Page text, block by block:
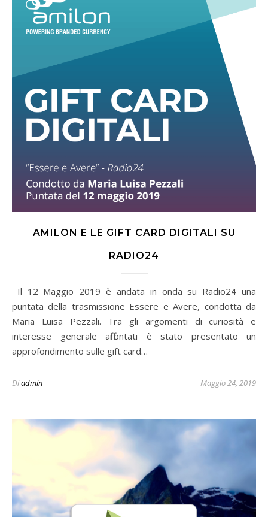
AMILON E LE GIFT CARD DIGITALI SU
RADIO24
puntata della trasmissione Essere e Avere, condotta da
Maria Luisa Pezzali. Tra gli argomenti di curiosità e
interesse generale affrontati è stato presentato un
approfondimento sulle gift card…
Diadmin Maggio 24, 2019